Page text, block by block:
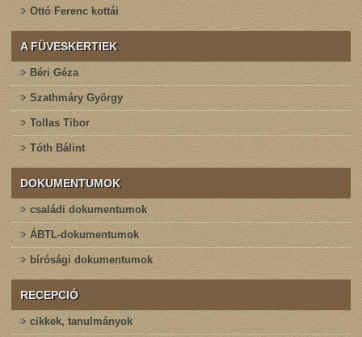
Ottó Ferenc kottái
A FÜVESKERTIEK
Béri Géza
Szathmáry György
Tollas Tibor
Tóth Bálint
DOKUMENTUMOK
családi dokumentumok
ÁBTL-dokumentumok
bírósági dokumentumok
RECEPCIÓ
cikkek, tanulmányok